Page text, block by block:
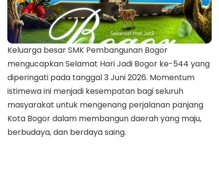
Keluarga besar SMK Pembangunan Bogor
mengucapkan Selamat Hari Jadi Bogor ke-544 yang
diperingati pada tanggal 3 Juni 2026. Momentum
istimewa ini menjadi kesempatan bagi seluruh
masyarakat untuk mengenang perjalanan panjang
Kota Bogor dalam membangun daerah yang maju,
berbudaya, dan berdaya saing.